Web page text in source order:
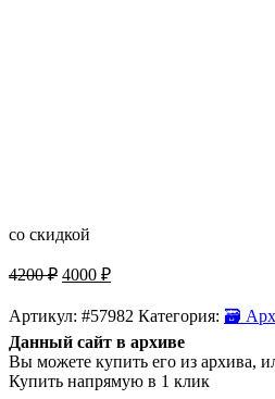
со скидкой
4200₽ Original
was:
4200 ₽.
4000 ₽Current
is:
Артикул: #57982 Категория: 🗃
Данный сайт в архиве
Вы можете купить его из архива,
Купить напрямую в 1 клик